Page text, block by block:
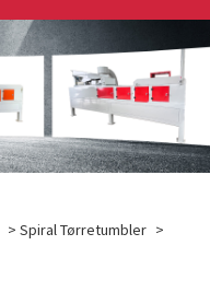
>Spiral Tørretumbler >